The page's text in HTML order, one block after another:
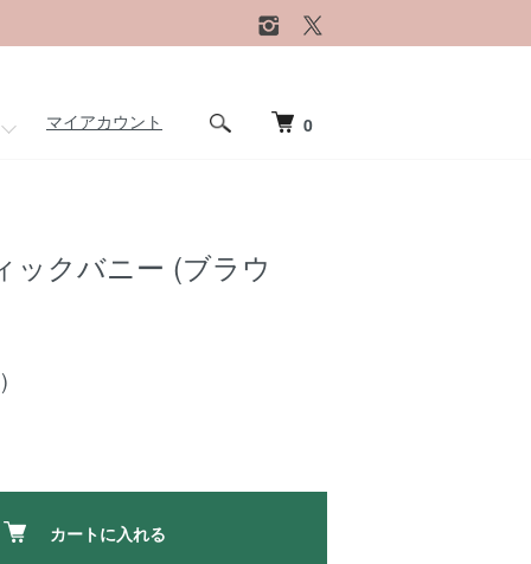
マイアカウント 0
ックバニー (ブラウ
カートに入れる